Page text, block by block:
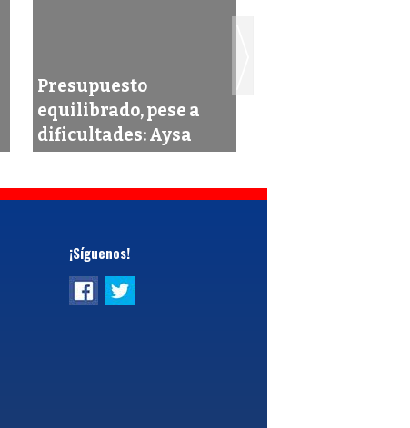
Presupuesto
equilibrado, pese a
dificultades: Aysa
¡Síguenos!